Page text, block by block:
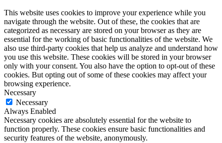
This website uses cookies to improve your experience while you
navigate through the website. Out of these, the cookies that are
categorized as necessary are stored on your browser as they are
essential for the working of basic functionalities of the website. We
also use third-party cookies that help us analyze and understand how
you use this website. These cookies will be stored in your browser
only with your consent. You also have the option to opt-out of these
cookies. But opting out of some of these cookies may affect your
browsing experience.
Necessary
Necessary
Always Enabled
Necessary cookies are absolutely essential for the website to
function properly. These cookies ensure basic functionalities and
security features of the website, anonymously.